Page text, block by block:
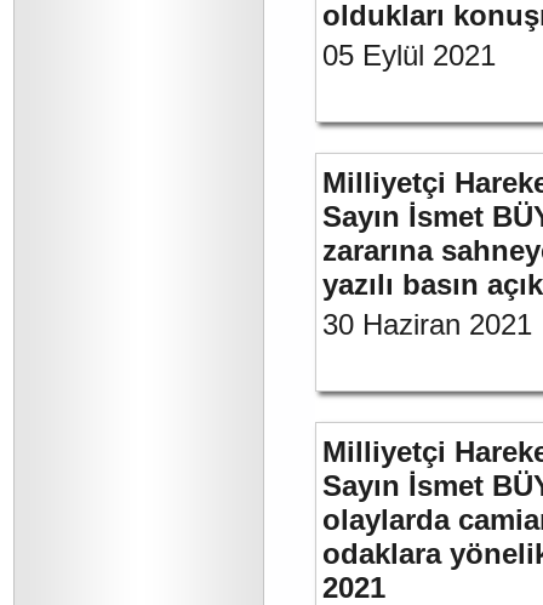
oldukları
05 Eylül 2021
Milliyetçi
Sayın İsmet
zararına
yazılı basın
30 Haziran 2021
Milliyetçi
Sayın İsmet
olaylarda
odaklara
2021